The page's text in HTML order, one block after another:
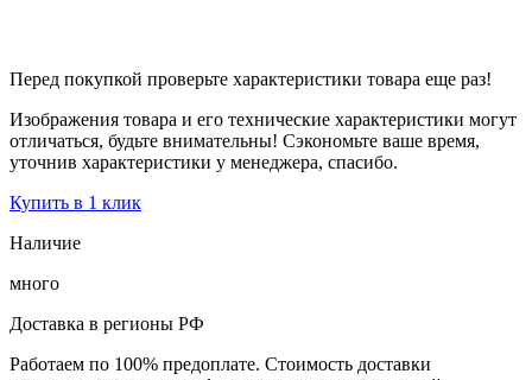
Перед покупкой проверьте характеристики товара еще раз!
Изображения товара и его технические характеристики могут
отличаться, будьте внимательны! Сэкономьте ваше время,
уточнив характеристики у менеджера, спасибо.
Купить в 1 клик
Наличие
много
Доставка в регионы РФ
Работаем по 100% предоплате. Стоимость доставки